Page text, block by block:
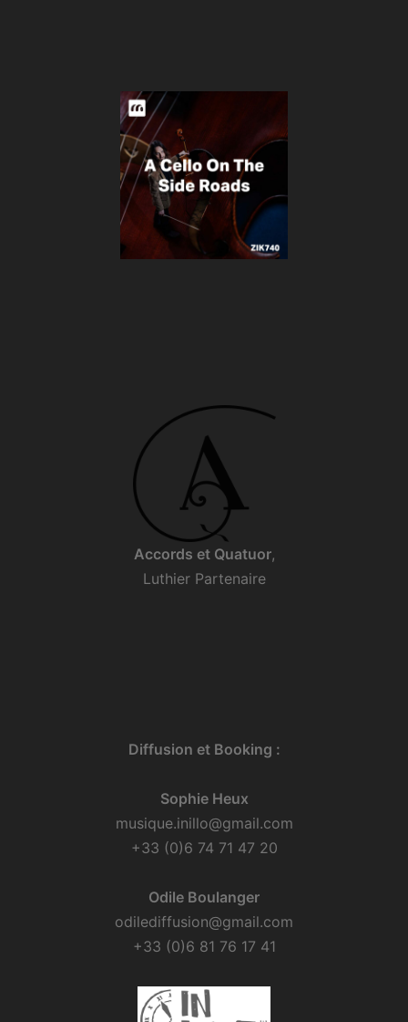
Accords et Quatuor,
Luthier Partenaire
Diffusion et Booking :
Sophie Heux
musique.inillo@gmail.com
+33 (0)6 74 71 47 20
Odile Boulanger
odilediffusion@gmail.com
+33 (0)6 81 76 17 41